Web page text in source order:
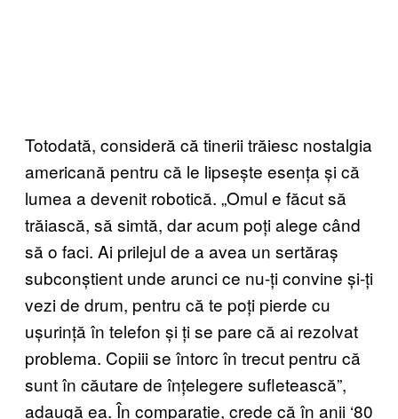
Totodată, consideră că tinerii trăiesc nostalgia
americană pentru că le lipsește esența și că
lumea a devenit robotică. „Omul e făcut să
trăiască, să simtă, dar acum poți alege când
să o faci. Ai prilejul de a avea un sertăraș
subconștient unde arunci ce nu-ți convine și-ți
vezi de drum, pentru că te poți pierde cu
ușurință în telefon și ți se pare că ai rezolvat
problema. Copiii se întorc în trecut pentru că
sunt în căutare de înțelegere sufletească”,
adaugă ea. În comparație, crede că în anii ‘80